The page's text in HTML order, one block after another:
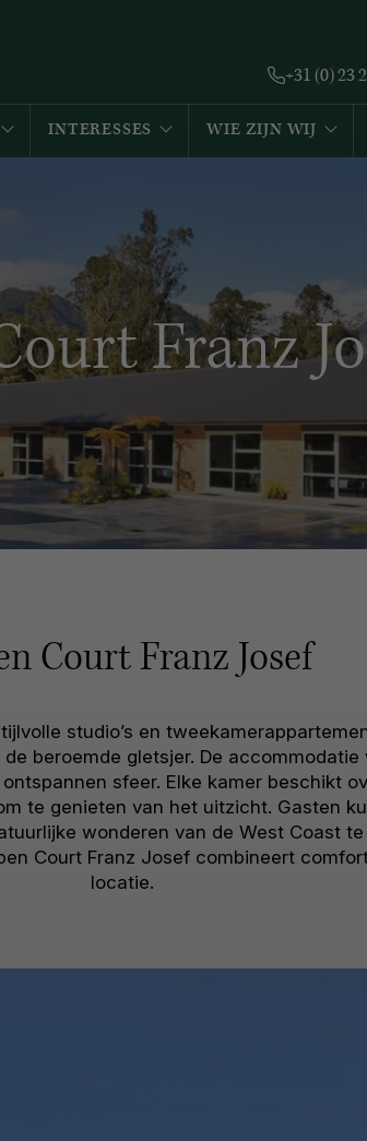
+31 (0) 23
INTERESSES WIE ZIJN WIJ
Franz
Court Franz Josef
studio’s en
beroemde gletsjer. De
sfeer. Elke kamer beschikt
te genieten van het uitzicht. Gasten
wonderen van de West Coast
Court Franz Josef combineert
locatie.